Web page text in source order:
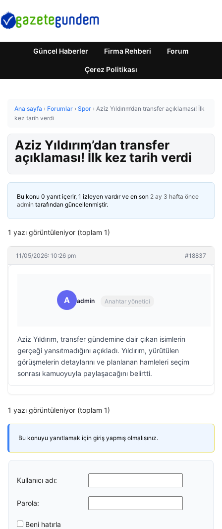
Güncel Haberler Firma Rehberi Forum
Çerez Politikası
Ana sayfa › Forumlar › Spor › Aziz Yıldırım’dan transfer açıklaması! İlk
kez tarih verdi
Aziz Yıldırım’dan transfer
açıklaması! İlk kez tarih verdi
Bu konu 0 yanıt içerir, 1 izleyen vardır ve en son 2 ay 3 hafta önce
admin tarafından güncellenmiştir.
1 yazı görüntüleniyor (toplam 1)
11/05/2026: 10:26 pm #18837
A admin Anahtar yönetici
Aziz Yıldırım, transfer gündemine dair çıkan isimlerin
gerçeği yansıtmadığını açıkladı. Yıldırım, yürütülen
görüşmelerin detaylarını ve planlanan hamleleri seçim
sonrası kamuoyuyla paylaşacağını belirtti.
1 yazı görüntüleniyor (toplam 1)
Bu konuyu yanıtlamak için giriş yapmış olmalısınız.
Kullanıcı adı:
Parola:
Beni hatırla